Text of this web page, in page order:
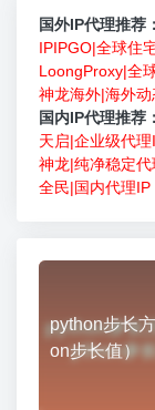
国外IP代理推荐：
IPIPGO|全球住
LoongProxy|全
神龙海外|海外动
国内IP代理推荐：
天启|企业级代理
神龙|纯净稳定代
全民|国内代理IP
python步长
on步长值）